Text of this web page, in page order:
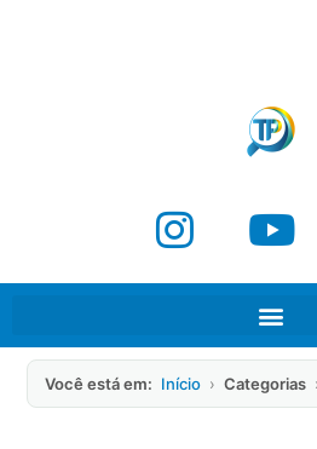
Você está em: Início › Categorias